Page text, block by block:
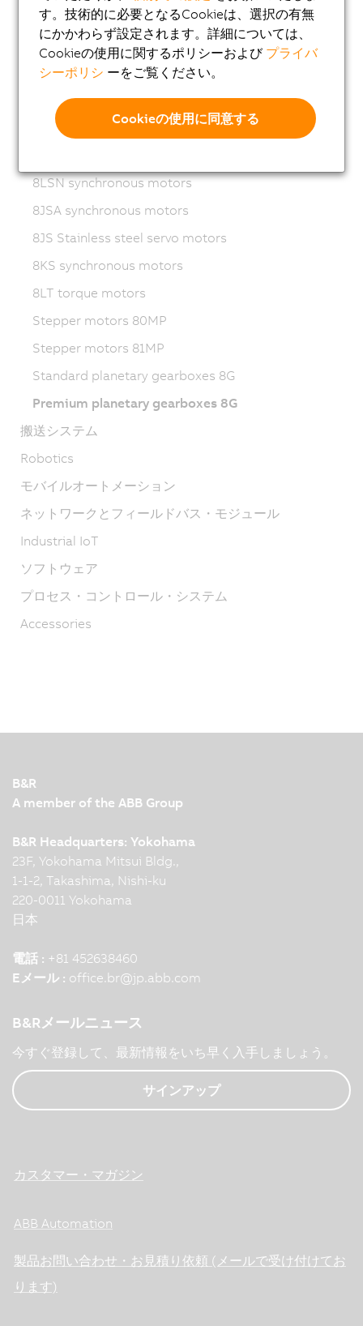
8WSA servo motors
8WSB gear motors
8LVA synchronous motors
8LVB gear motors
8LWA synchronous motors
8LSN synchronous motors
8JSA synchronous motors
8JS Stainless steel servo motors
8KS synchronous motors
8LT torque motors
Stepper motors 80MP
Stepper motors 81MP
Standard planetary gearboxes 8G
Premium planetary gearboxes 8G
搬送システム
Robotics
モバイルオートメーション
ネットワークとフィールドバス・モジュール
Industrial IoT
ソフトウェア
プロセス・コントロール・システム
Accessories
B&R
A member of the ABB Group
B&R Headquarters: Yokohama
23F, Yokohama Mitsui Bldg.,
1-1-2, Takashima, Nishi-ku
220-0011 Yokohama
日本
電話 : +81 452638460
Eメール : office.br@jp.abb.com
B&Rメールニュース
今すぐ登録して、最新情報をいち早く入手しましょう。
サインアップ
カスタマー・マガジン
ABB Automation
製品お問い合わせ・お見積り依頼 (メールで受け付けてお
ります)
す。技術的に必要となるCookieは、選択の有無
にかかわらず設定されます。詳細については、
Cookieの使用に関するポリシーおよび プライバ
シーポリシ ーをご覧ください。
Cookieの使用に同意する